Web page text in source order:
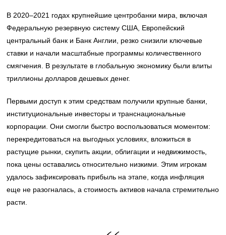
В 2020–2021 годах крупнейшие центробанки мира, включая
Федеральную резервную систему США, Европейский
центральный банк и Банк Англии, резко снизили ключевые
ставки и начали масштабные программы количественного
смягчения. В результате в глобальную экономику были влиты
триллионы долларов дешевых денег.
Первыми доступ к этим средствам получили крупные банки,
институциональные инвесторы и транснациональные
корпорации. Они смогли быстро воспользоваться моментом:
перекредитоваться на выгодных условиях, вложиться в
растущие рынки, скупить акции, облигации и недвижимость,
пока цены оставались относительно низкими. Этим игрокам
удалось зафиксировать прибыль на этапе, когда инфляция
еще не разогналась, а стоимость активов начала стремительно
расти.